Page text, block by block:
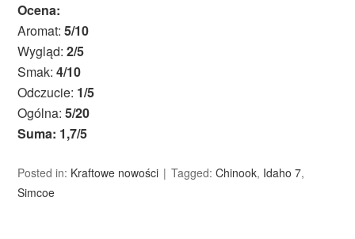
Ocena:
Aromat:5/10
Wygląd:2/5
Smak:4/10
Odczucie: 1/5
Ogólna:5/20
Suma: 1,7/5
Posted in: Kraftowe nowości Tagged:Chinook, Idaho 7,
Simcoe